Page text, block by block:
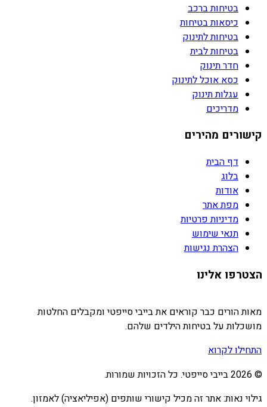
בטיחות ברכב
כיסאות בטיחות
בטיחות לתינוק
בטיחות לבית
חדר תינוק
כסא אוכל לתינוק
עגלות תינוק
מדריכים
קישורים מהירים
דף הבית
בלוג
אודות
מפת אתר
מדיניות פרטיות
תנאי שימוש
הצהרת נגישות
הצטרפו אלינו
מאות הורים כבר קוראים את בייבי סייפטי ומקבלים החלטות
מושכלות על בטיחות הילדים שלהם.
התחילו לקרוא
©
2026בייבי סייפטי. כל הזכויות שמורות.
גילוי נאות: אתר זה מכיל קישורי שותפים (אפיליאציה) לאמזון.